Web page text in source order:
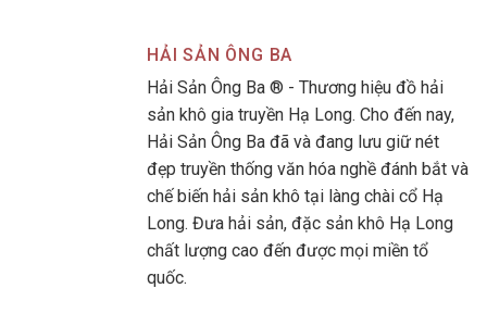
HẢI SẢN ÔNG BA
Hải Sản Ông Ba ® - Thương hiệu đồ hải
sản khô gia truyền Hạ Long. Cho đến nay,
Hải Sản Ông Ba đã và đang lưu giữ nét
đẹp truyền thống văn hóa nghề đánh bắt và
chế biến hải sản khô tại làng chài cổ Hạ
Long. Đưa hải sản, đặc sản khô Hạ Long
chất lượng cao đến được mọi miền tổ
quốc.